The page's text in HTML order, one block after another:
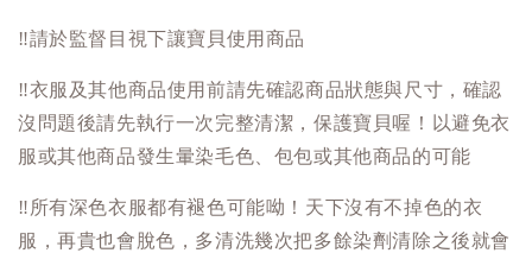
‼️請於監督目視下讓寶貝使用商品
‼️衣服及其他商品使用前請先確認商品狀態與尺寸，確認
沒問題後請先執行一次完整清潔，保護寶貝喔！以避免衣
服或其他商品發生暈染毛色、包包或其他商品的可能
‼️ 所有深色衣服都有褪色可能呦！天下沒有不掉色的衣
服，再貴也會脫色，多清洗幾次把多餘染劑清除之後就會